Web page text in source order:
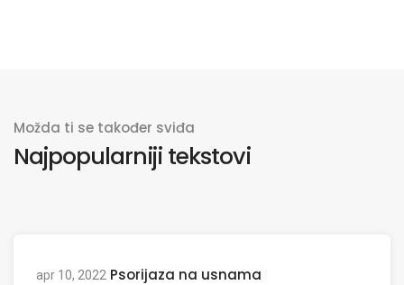
Možda ti se također sviđa
Najpopularniji tekstovi
apr 10, 2022 Psorijaza na usnama